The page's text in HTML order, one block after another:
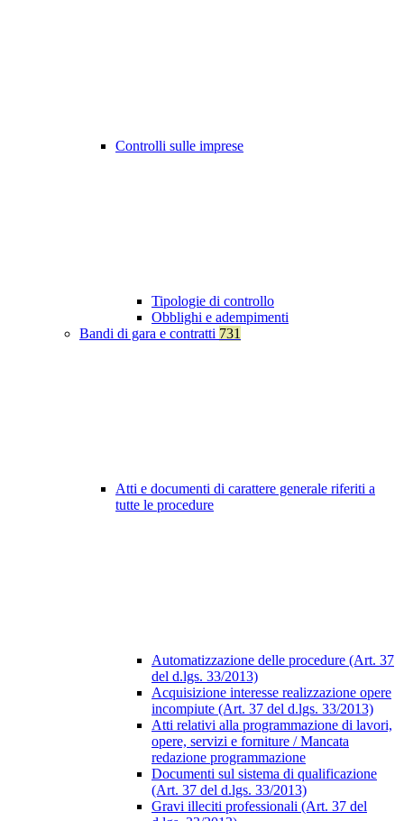
Controlli sulle imprese
Tipologie di controllo
Obblighi e adempimenti
Bandi di gara e contratti 731
Atti e documenti di carattere generale riferiti a
tutte le procedure
Automatizzazione delle procedure (Art. 37
del d.lgs. 33/2013)
Acquisizione interesse realizzazione opere
incompiute (Art. 37 del d.lgs. 33/2013)
Atti relativi alla programmazione di lavori,
opere, servizi e forniture / Mancata
redazione programmazione
Documenti sul sistema di qualificazione
(Art. 37 del d.lgs. 33/2013)
Gravi illeciti professionali (Art. 37 del